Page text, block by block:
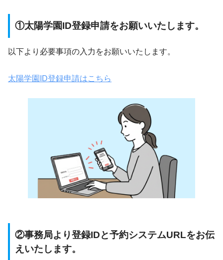
①太陽学園ID登録申請をお願いいたします。
以下より必要事項の入力をお願いいたします。
太陽学園ID登録申請はこちら
②事務局より登録IDと予約システムURLをお伝
えいたします。